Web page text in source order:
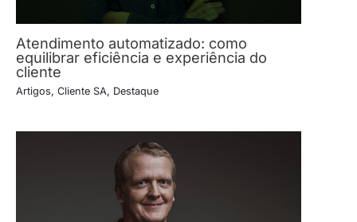
Atendimento automatizado: como
equilibrar eficiência e experiência do
cliente
Artigos, Cliente SA, Destaque